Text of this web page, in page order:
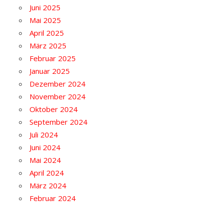
Juni 2025
Mai 2025
April 2025
März 2025
Februar 2025
Januar 2025
Dezember 2024
November 2024
Oktober 2024
September 2024
Juli 2024
Juni 2024
Mai 2024
April 2024
März 2024
Februar 2024